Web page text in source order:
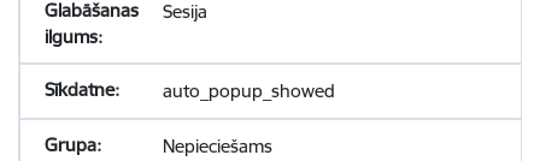
Sesija
auto_popup_showed
Nepieciešams